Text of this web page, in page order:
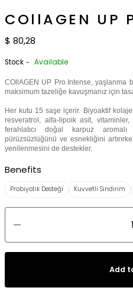
COllAGEN UP
$ 80,28
Stock - Available
COllAGEN UP Pro.Intense, yaşlanma
maksimum tazeliğe kavuşmanız için
Her kutu 15 saşe içerir. Biyoaktif
resveratrol, alfa-lipoik asit,
ferahlatıcı doğal karpuz aromalı
pürüzsüzlüğünü ve esnekliğini
yenilenmesini de destekler.
Benefits
Probiyotik Desteği Kuvvetli Sindirim
Add